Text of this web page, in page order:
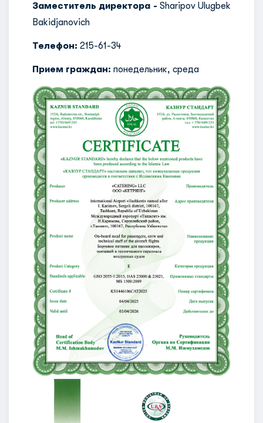
Заместитель директора - Sharipov Ulugbek
Bakidjanovich
Телефон: 215-61-34
Прием граждан: понедельник, среда